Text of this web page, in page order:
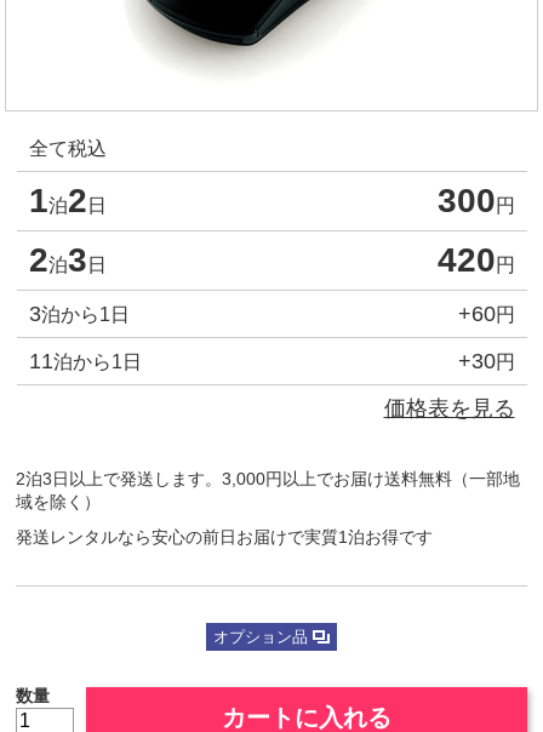
全て税込
1泊2 日 300円
2泊3 日 420円
3泊から1日 +60円
11泊から1日 +30円
価格表を見る
2泊3日以上で発送します。3,000円以上でお届け送料無料（一部地
域を除く）
発送レンタルなら安心の前日お届けで実質1泊お得です
オプション品
数量
カートに入れる